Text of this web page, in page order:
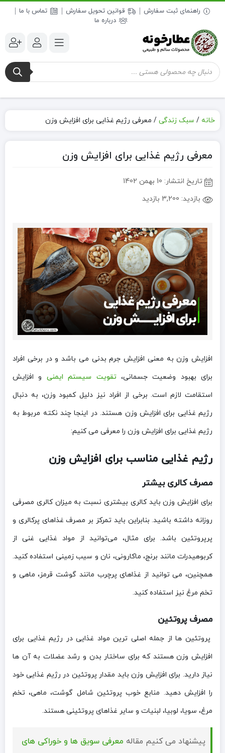
راهنمای ثبت سفارش قوانین تحویل سفارش
تماس با ما
درباره ما
جستجوی
محصولات
خانه / سبک زندگی / معرفی رژیم غذایی برای افزایش وزن
معرفی رژیم غذایی برای افزایش وزن
تاریخ انتشار: 10 بهمن 1402
بازدید: 3,200 بازدید
افزایش وزن به معنی افزایش جرم بدنی می باشد و در برخی افراد
برای بهبود وضعیت جسمانی،تقویت سیستم ایمنی و افزایش
استقامت لازم است. برخی از افراد نیز دلیل کمبود وزن، به دنبال
رژیم غذایی برای افزایش وزن هستند. در اینجا چند نکته مربوط به
رژیم غذایی برای افزایش وزن را معرفی می کنیم:
رژیم غذایی مناسب برای افزایش وزن
مصرف کالری بیشتر
برای افزایش وزن باید کالری بیشتری نسبت به میزان کالری مصرفی
روزانه داشته باشید. بنابراین باید تمرکز بر مصرف غذاهای پرکالری و
پرپروتئین باشد. برای مثال، می‌توانید از مواد غذایی غنی از
کربوهیدرات مانند برنج، ماکارونی، نان و سیب زمینی استفاده کنید.
همچنین، می ‌توانید از غذاهای پرچرب مانند گوشت قرمز، ماهی و
تخم مرغ نیز استفاده کنید.
مصرف پروتئین
پروتئین ها از جمله اصلی ترین مواد غذایی در رژیم غذایی برای
افزایش وزن هستند که برای ساختار بدن و رشد عضلات به آن ها
نیاز دارید. برای افزایش وزن باید مقدار پروتئین در رژیم غذایی خود
را افزایش دهید. منابع خوب پروتئین شامل گوشت، ماهی، تخم
مرغ، سویا، لوبیا، لبنیات و سایر غذاهای پروتئینی هستند.
پیشنهاد می کنیم مقاله معرفی سویق ها و خوراکی های